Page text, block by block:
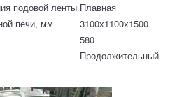
подовой ленты Плавная
печи, мм
3100х1100х1500
580
Продолжительный